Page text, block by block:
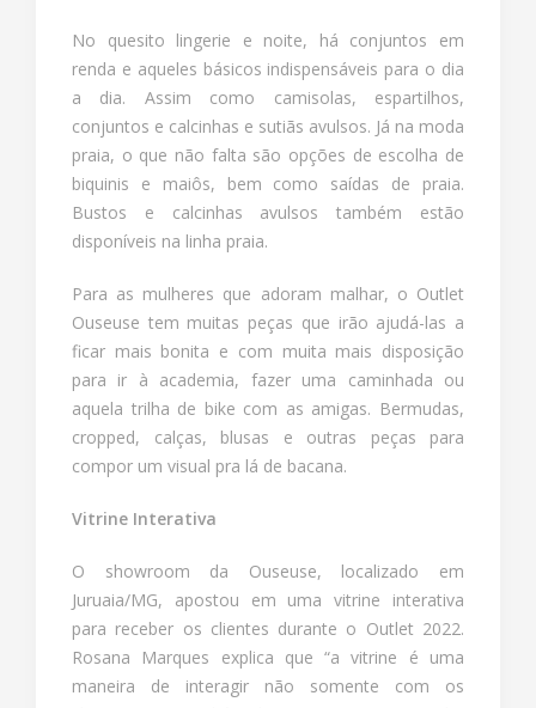
No quesito lingerie e noite, há conjuntos em
renda e aqueles básicos indispensáveis para o dia
a dia. Assim como camisolas, espartilhos,
conjuntos e calcinhas e sutiãs avulsos. Já na moda
praia, o que não falta são opções de escolha de
biquinis e maiôs, bem como saídas de praia.
Bustos e calcinhas avulsos também estão
disponíveis na linha praia.
Para as mulheres que adoram malhar, o Outlet
Ouseuse tem muitas peças que irão ajudá-las a
ficar mais bonita e com muita mais disposição
para ir à academia, fazer uma caminhada ou
aquela trilha de bike com as amigas. Bermudas,
cropped, calças, blusas e outras peças para
compor um visual pra lá de bacana.
Vitrine Interativa
O showroom da Ouseuse, localizado em
Juruaia/MG, apostou em uma vitrine interativa
para receber os clientes durante o Outlet 2022.
Rosana Marques explica que “a vitrine é uma
maneira de interagir não somente com os